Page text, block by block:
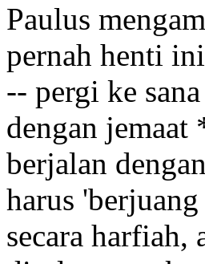
Paulus
pernah henti
-- pergi ke
dengan
berjalan
harus
secara harfiah,